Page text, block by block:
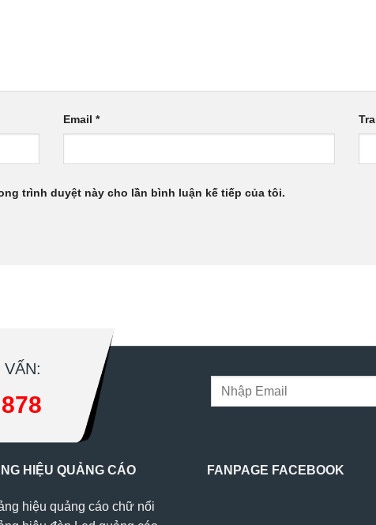
Email*
trình duyệt này cho lần bình luận kế tiếp của tôi.
HIỆU QUẢNG CÁO
hiệu quảng cáo chữ nổi
FANPAGE FACEBOOK